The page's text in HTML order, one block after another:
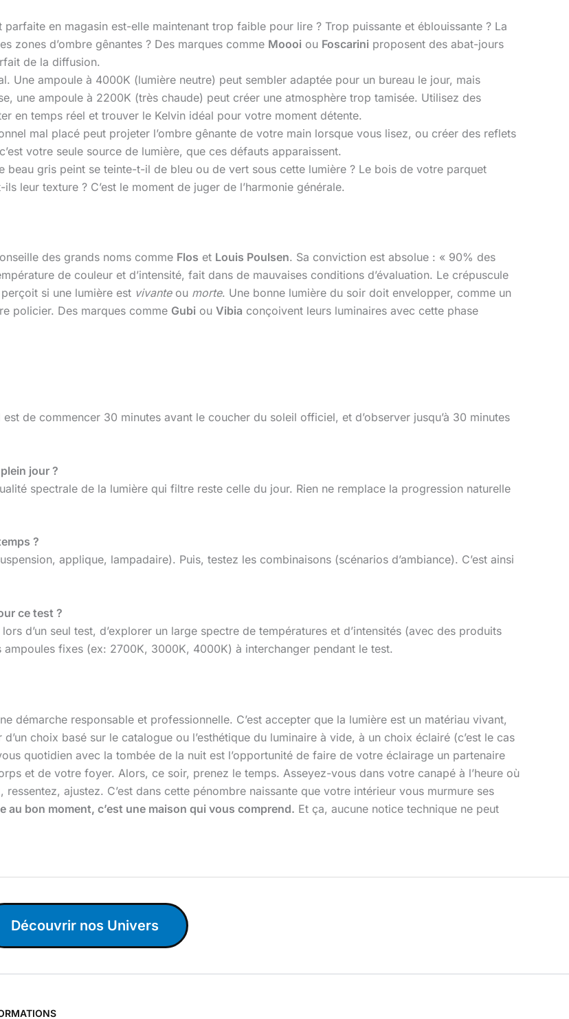
parfaite en magasin est-elle maintenant trop faible pour lire ? Trop puissante et éblouissante ? La
zones d’ombre gênantes ? Des marques comme Moooi ou Foscarini proposent des abat-jours
de la diffusion.
Une ampoule à 4000K (lumière neutre) peut sembler adaptée pour un bureau le jour, mais
une ampoule à 2200K (très chaude) peut créer une atmosphère trop tamisée. Utilisez des
en temps réel et trouver le Kelvin idéal pour votre moment détente.
mal placé peut projeter l’ombre gênante de votre main lorsque vous lisez, ou créer des reflets
votre seule source de lumière, que ces défauts apparaissent.
beau gris peint se teinte-t-il de bleu ou de vert sous cette lumière ? Le bois de votre parquet
leur texture ? C’est le moment de juger de l’harmonie générale.
des grands noms comme Flos et Louis Poulsen. Sa conviction est absolue : « 90% des
de couleur et d’intensité, fait dans de mauvaises conditions d’évaluation. Le crépuscule
si une lumière est vivanteou morte. Une bonne lumière du soir doit envelopper, comme un
policier. Des marques comme Gubi ou Vibia conçoivent leurs luminaires avec cette phase
de commencer 30 minutes avant le coucher du soleil officiel, et d’observer jusqu’à 30 minutes
jour ?
spectrale de la lumière qui filtre reste celle du jour. Rien ne remplace la progression naturelle
?
applique, lampadaire). Puis, testez les combinaisons (scénarios d’ambiance). C’est ainsi
ce test ?
d’un seul test, d’explorer un large spectre de températures et d’intensités (avec des produits
fixes (ex: 2700K, 3000K, 4000K) à interchanger pendant le test.
démarche responsable et professionnelle. C’est accepter que la lumière est un matériau vivant,
choix basé sur le catalogue ou l’esthétique du luminaire à vide, à un choix éclairé (c’est le cas
quotidien avec la tombée de la nuit est l’opportunité de faire de votre éclairage un partenaire
et de votre foyer. Alors, ce soir, prenez le temps. Asseyez-vous dans votre canapé à l’heure où
ajustez. C’est dans cette pénombre naissante que votre intérieur vous murmure ses
au bon moment, c’est une maison qui vous comprend. Et ça, aucune notice technique ne peut
Découvrir nos Univers